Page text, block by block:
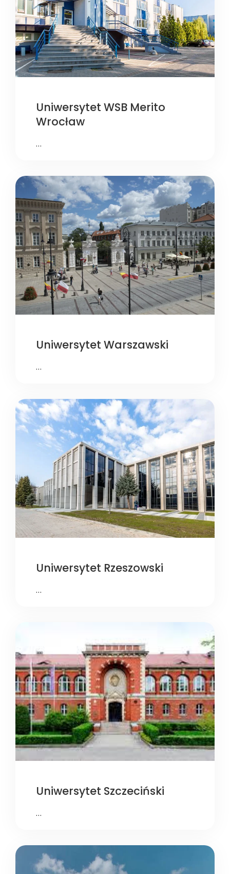
Uniwersytet WSB Merito
Wrocław
…
Uniwersytet Warszawski
…
Uniwersytet Rzeszowski
…
Uniwersytet Szczeciński
…